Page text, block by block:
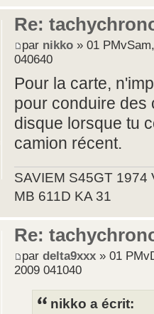
Re:
par nikko » 01
040640
Pour la carte,
pour conduire des
disque lorsque tu
camion récent.
SAVIEM S45GT 1974
MB 611D KA 31
Re:
pardelta9xxx » 01
2009 041040
nikko a écrit: